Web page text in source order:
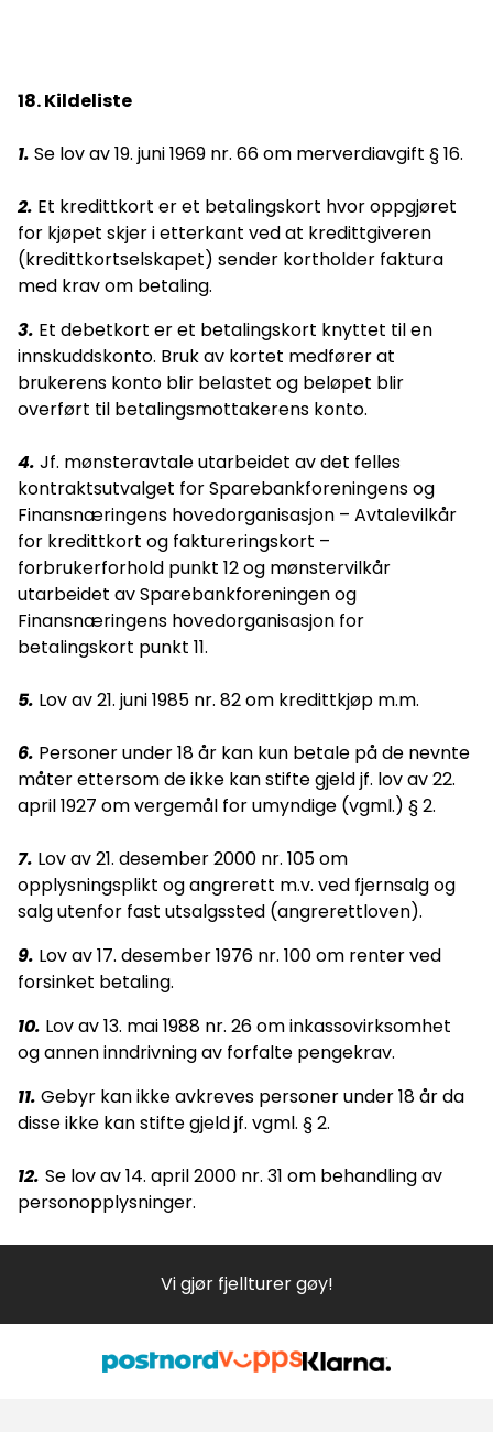
18. Kildeliste
1. Se lov av 19. juni 1969 nr. 66 om merverdiavgift § 16.
2. Et kredittkort er et betalingskort hvor oppgjøret
for kjøpet skjer i etterkant ved at kredittgiveren
(kredittkortselskapet) sender kortholder faktura
med krav om betaling.
3. Et debetkort er et betalingskort knyttet til en
innskuddskonto. Bruk av kortet medfører at
brukerens konto blir belastet og beløpet blir
overført til betalingsmottakerens konto.
4. Jf. mønsteravtale utarbeidet av det felles
kontraktsutvalget for Sparebankforeningens og
Finansnæringens hovedorganisasjon – Avtalevilkår
for kredittkort og faktureringskort –
forbrukerforhold punkt 12 og mønstervilkår
utarbeidet av Sparebankforeningen og
Finansnæringens hovedorganisasjon for
betalingskort punkt 11.
5. Lov av 21. juni 1985 nr. 82 om kredittkjøp m.m.
6. Personer under 18 år kan kun betale på de nevnte
måter ettersom de ikke kan stifte gjeld jf. lov av 22.
april 1927 om vergemål for umyndige (vgml.) § 2.
7. Lov av 21. desember 2000 nr. 105 om
opplysningsplikt og angrerett m.v. ved fjernsalg og
salg utenfor fast utsalgssted (angrerettloven).
9. Lov av 17. desember 1976 nr. 100 om renter ved
forsinket betaling.
10. Lov av 13. mai 1988 nr. 26 om inkassovirksomhet
og annen inndrivning av forfalte pengekrav.
11. Gebyr kan ikke avkreves personer under 18 år da
disse ikke kan stifte gjeld jf. vgml. § 2.
12. Se lov av 14. april 2000 nr. 31 om behandling av
personopplysninger.
Vi gjør fjellturer gøy!